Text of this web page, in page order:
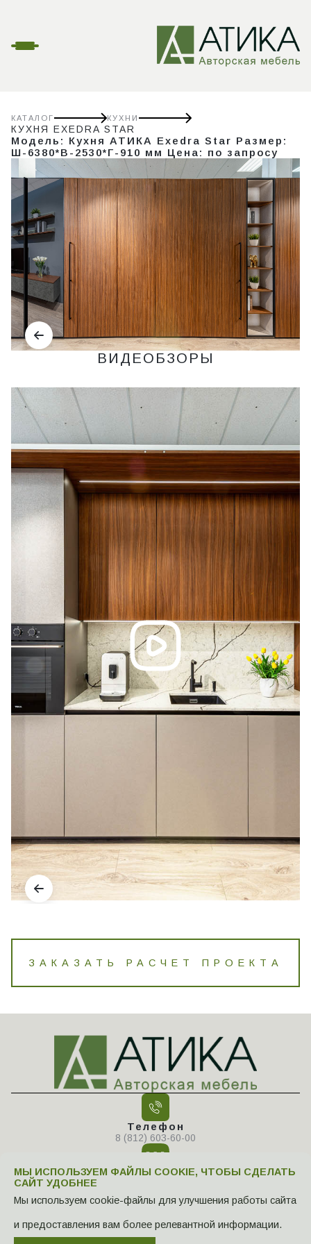
КАТАЛОГ КУХНИ
КУХНЯ EXEDRA STAR
Модель: Кухня АТИКА Exedra Star Размер:
Ш-6380*В-2530*Г-910 мм Цена: по запросу
ВИДЕОБЗОРЫ
ЗАКАЗАТЬ РАСЧЕТ ПРОЕКТА
Телефон
8 (812) 603-60-00
Адрес
Новолитовская, д.15, лит. А, офис А-218А
Политика конфиденциальности
МЫ ИСПОЛЬЗУЕМ ФАЙЛЫ COOKIE, ЧТОБЫ СДЕЛАТЬ
САЙТ УДОБНЕЕ
Мы используем cookie-файлы для улучшения работы сайта
и предоставления вам более релевантной информации.